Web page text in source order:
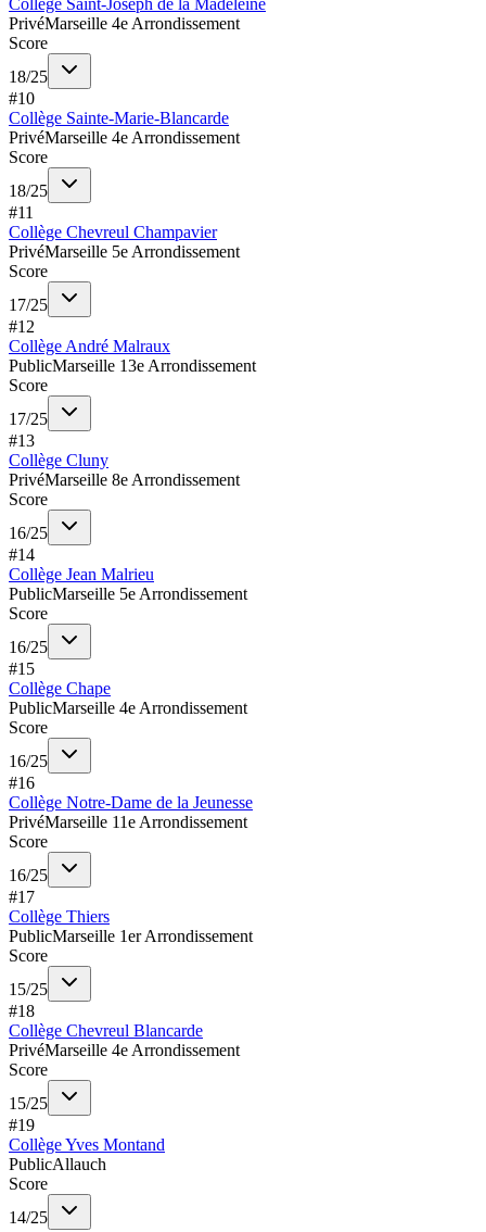
PrivéMarseille 4e Arrondissement
Score
18/25
#10
Collège Sainte-Marie-Blancarde
PrivéMarseille 4e Arrondissement
Score
18/25
#11
Collège Chevreul Champavier
PrivéMarseille 5e Arrondissement
Score
17/25
#12
Collège André Malraux
PublicMarseille 13e Arrondissement
Score
17/25
#13
Collège Cluny
PrivéMarseille 8e Arrondissement
Score
16/25
#14
Collège Jean Malrieu
PublicMarseille 5e Arrondissement
Score
16/25
#15
Collège Chape
PublicMarseille 4e Arrondissement
Score
16/25
#16
Collège Notre-Dame de la Jeunesse
PrivéMarseille 11e Arrondissement
Score
16/25
#17
Collège Thiers
PublicMarseille 1er Arrondissement
Score
15/25
#18
Collège Chevreul Blancarde
PrivéMarseille 4e Arrondissement
Score
15/25
#19
Collège Yves Montand
PublicAllauch
Score
14/25